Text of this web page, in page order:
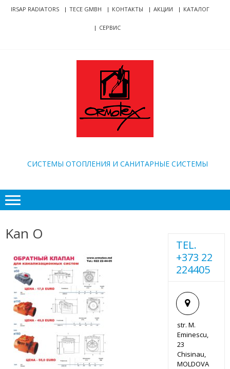
Skip
SkipIRSAP RADIATORS TECE GMBH КОНТАКТЫ АКЦИИ КАТАЛОГ
СЕРВИС
CИСТЕМЫ ОТОПЛЕНИЯ И САНИТАРНЫЕ СИСТЕМЫ
Kan O
TEL.
+373 22
224405
str. M.
Eminescu,
23
Chisinau,
MOLDOVA